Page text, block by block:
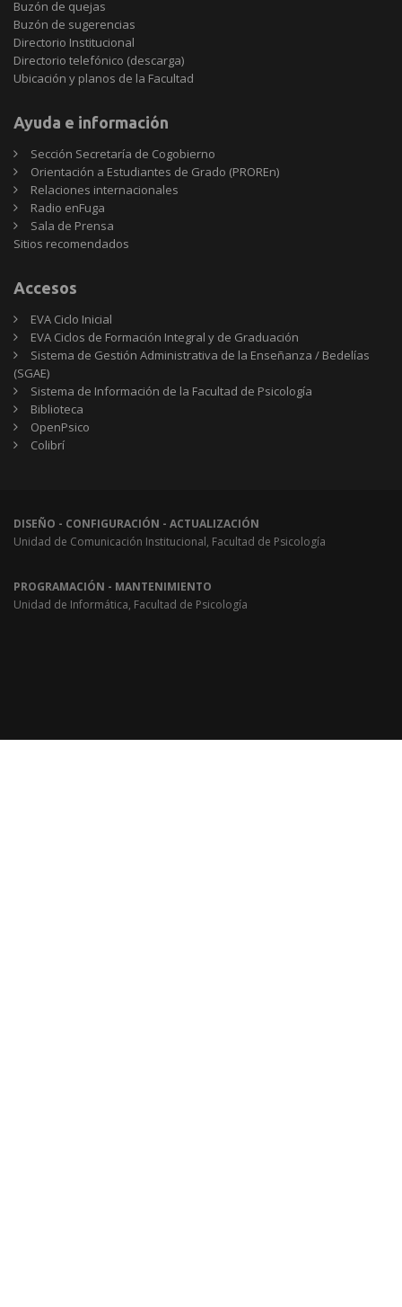
Buzón de quejas
Buzón de sugerencias
Directorio Institucional
Directorio telefónico (descarga)
Ubicación y planos de la Facultad
Ayuda e información
Sección Secretaría de Cogobierno
Orientación a Estudiantes de Grado (PROREn)
Relaciones internacionales
Radio enFuga
Sala de Prensa
Sitios
Sitios recomendados
Accesos
EVA Ciclo Inicial
EVA Ciclos de Formación Integral y de Graduación
Sistema de Gestión Administrativa de la Enseñanza / Bedelías
(SGAE)
Sistema de Información de la Facultad de Psicología
Biblioteca
OpenPsico
Colibrí
DISEÑO - CONFIGURACIÓN - ACTUALIZACIÓN
Unidad de Comunicación Institucional, Facultad de Psicología
PROGRAMACIÓN - MANTENIMIENTO
Unidad de Informática, Facultad de Psicología